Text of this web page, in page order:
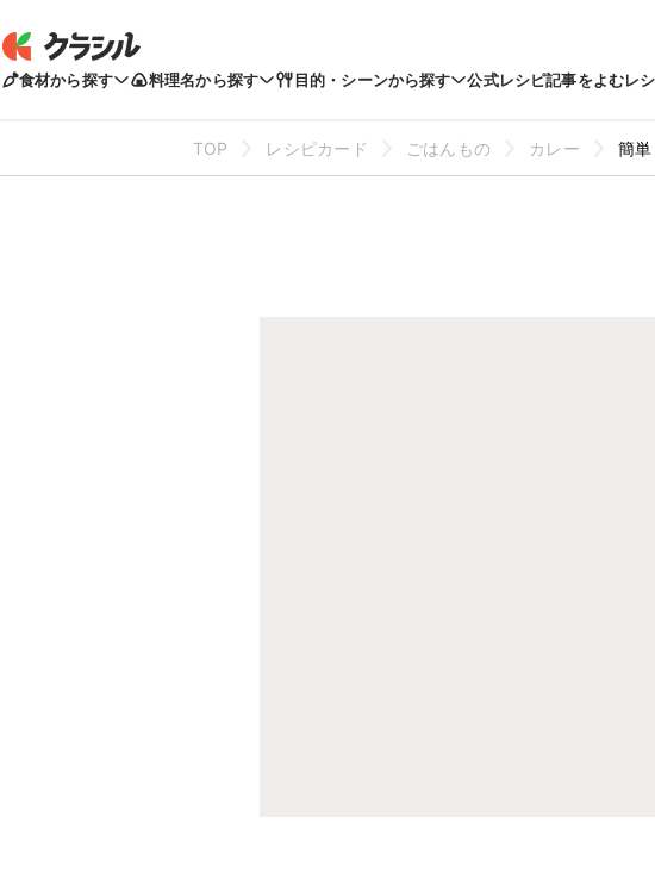
食材から探す 料理名から探す 目的・シーンから探す 公式レシピ記事をよむレ
TOP レシピカード ごはんもの カレー 簡